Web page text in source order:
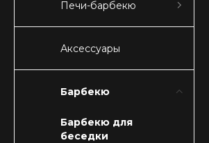
Печи-барбекю
Аксессуары
Барбекю
Барбекю для
беседки